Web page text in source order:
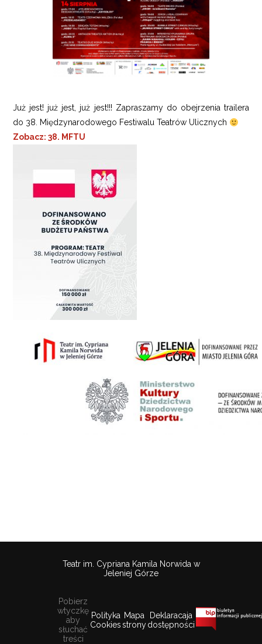
Już jest! już jest, już jest!!! Zapraszamy do obejrzenia trailera
do 38. Międzynarodowego Festiwalu Teatrów Ulicznych
Zobacz: 38. MFTU
Teatr im. Cypriana Kamila Norwida w
Jeleniej Górze
Pobierz
wtyczkę
aby
słuchać
treści
Polityka
Cookies
Mapa
strony
Deklaracaja
dostępności